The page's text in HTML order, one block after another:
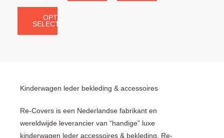
OPTIES
SELECTEREN
Kinderwagen leder bekleding & accessoires
Re-Covers is een Nederlandse fabrikant en
wereldwijde leverancier van “handige” luxe
kinderwagen leder accessoires & bekleding. Re-